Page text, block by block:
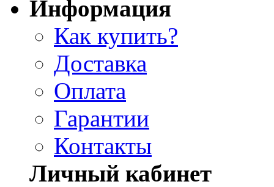
Информация
Как купить?
Доставка
Оплата
Гарантии
Контакты
Личный кабинет